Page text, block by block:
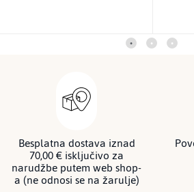
Besplatna dostava iznad
70,00 € isključivo za
narudžbe putem web shop-
a (ne odnosi se na žarulje)